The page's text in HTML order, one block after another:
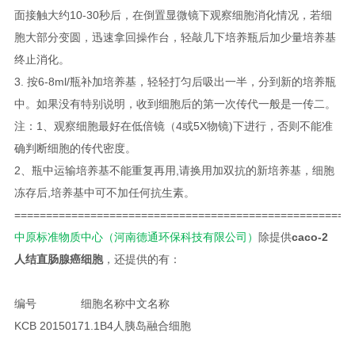
面接触大约10-30秒后，在倒置显微镜下观察细胞消化情况，若细
胞大部分变圆，迅速拿回操作台，轻敲几下培养瓶后加少量培养基
终止消化。
3. 按6-8ml/瓶补加培养基，轻轻打匀后吸出一半，分到新的培养瓶
中。如果没有特别说明，收到细胞后的第一次传代一般是一传二。
注：1、观察细胞最好在低倍镜（4或5X物镜)下进行，否则不能准
确判断细胞的传代密度。
2、瓶中运输培养基不能重复再用,请换用加双抗的新培养基，细胞
冻存后,培养基中可不加任何抗生素。
中原标准物质中心（河南德通环保科技有限公司） 除提供caco-2
人结直肠腺癌细胞，还提供的有：
编号 细胞名称中文名称
KCB 20150171.1B4人胰岛融合细胞